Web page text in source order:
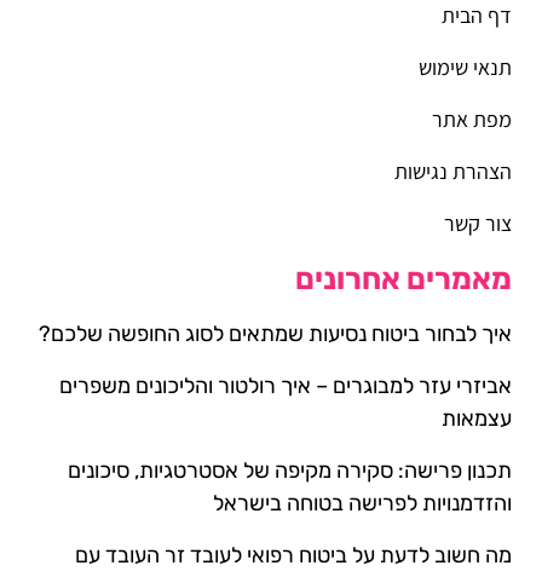
דף הבית
תנאי שימוש
מפת אתר
הצהרת נגישות
צור קשר
מאמרים אחרונים
איך לבחור ביטוח נסיעות שמתאים לסוג החופשה שלכם?
אביזרי עזר למבוגרים – איך רולטור והליכונים משפרים
עצמאות
תכנון פרישה: סקירה מקיפה של אסטרטגיות, סיכונים
והזדמנויות לפרישה בטוחה בישראל
מה חשוב לדעת על ביטוח רפואי לעובד זר העובד עם